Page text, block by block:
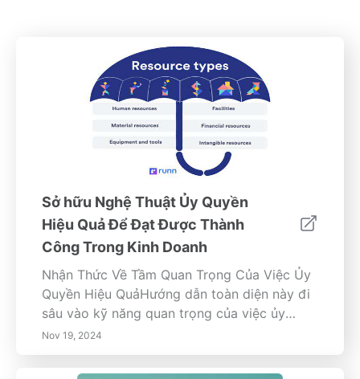
Sở hữu Nghệ Thuật Ủy Quyền
Hiệu Quả Để Đạt Được Thành
Công Trong Kinh Doanh
Nhận Thức Về Tầm Quan Trọng Của Việc Ủy
Quyền Hiệu QuảHướng dẫn toàn diện này đi
sâu vào kỹ năng quan trọng của việc ủy
quyền, nhấn mạnh tác động đáng kể của nó
đối với năng suất, sự gắn bó của đội ngũ và
thành công chung của công việc kinh doanh.
Nov 19, 2024